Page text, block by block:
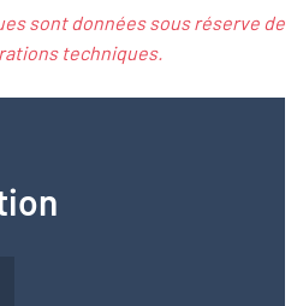
sont données sous réserve de
techniques.